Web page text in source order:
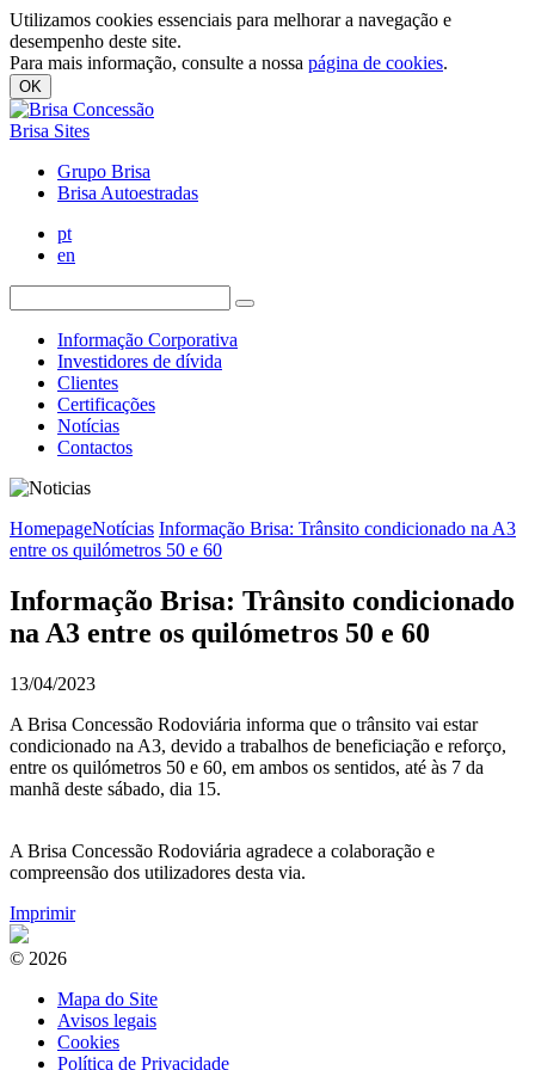
Utilizamos cookies essenciais para melhorar a navegação e
desempenho deste site.
Para mais informação, consulte a nossa página de cookies.
OK
Brisa Sites
Grupo Brisa
Brisa Autoestradas
pt
en
Informação Corporativa
Investidores de dívida
Clientes
Certificações
Notícias
Contactos
HomepageNotícias Informação Brisa: Trânsito condicionado na A3
entre os quilómetros 50 e 60
Informação Brisa: Trânsito condicionado
na A3 entre os quilómetros 50 e 60
13/04/2023
A Brisa Concessão Rodoviária informa que o trânsito vai estar
condicionado na A3, devido a trabalhos de beneficiação e reforço,
entre os quilómetros 50 e 60, em ambos os sentidos, até às 7 da
manhã deste sábado, dia 15.
A Brisa Concessão Rodoviária agradece a colaboração e
compreensão dos utilizadores desta via.
Imprimir
© 2026
Mapa do Site
Avisos legais
Cookies
Política de Privacidade